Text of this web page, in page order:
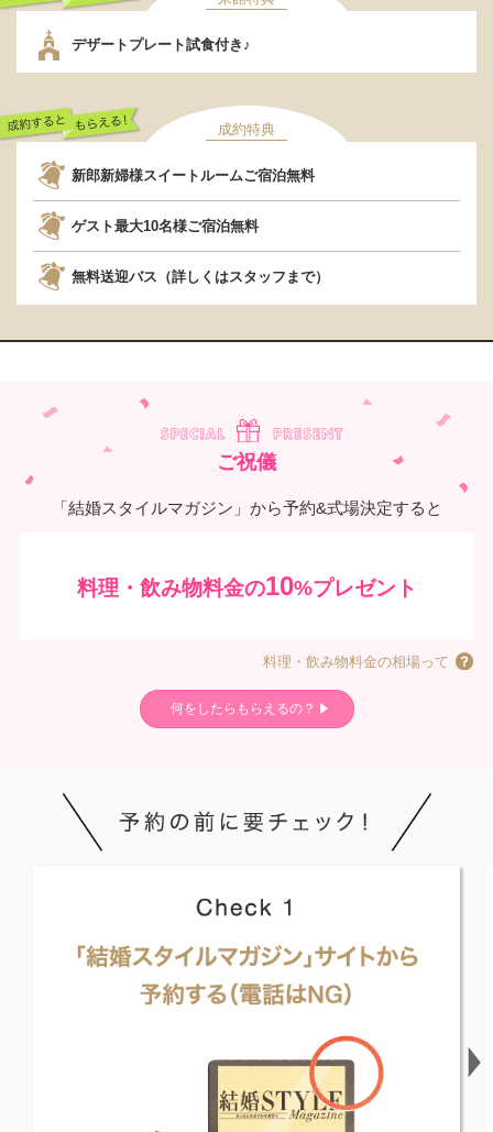
デザートプレート試食付き♪
成約特典
新郎新婦様スイートルームご宿泊無料
ゲスト最大10名様ご宿泊無料
無料送迎バス（詳しくはスタッフまで）
ご祝儀
「結婚スタイルマガジン」から予約&式場決定すると
料理・飲み物料金の10%プレゼント
料理・飲み物料金の相場って
何をしたらもらえるの？